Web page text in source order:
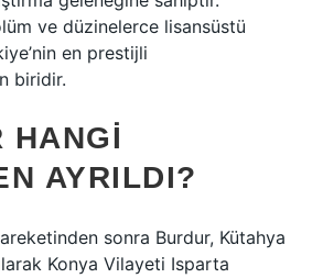
ve düzinelerce lisansüstü
en prestijli
biridir.
HANGI
AYRILDI?
sonra Burdur, Kütahya
Konya Vilayeti Isparta